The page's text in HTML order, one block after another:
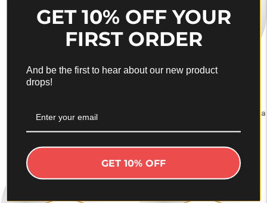
Detergere ed esfoliare.
Applica il gel o il siero sulla testina
GET 10% OFF YOUR
FIRST ORDER
And be the first to hear about our new product
drops!
GET 10% OFF